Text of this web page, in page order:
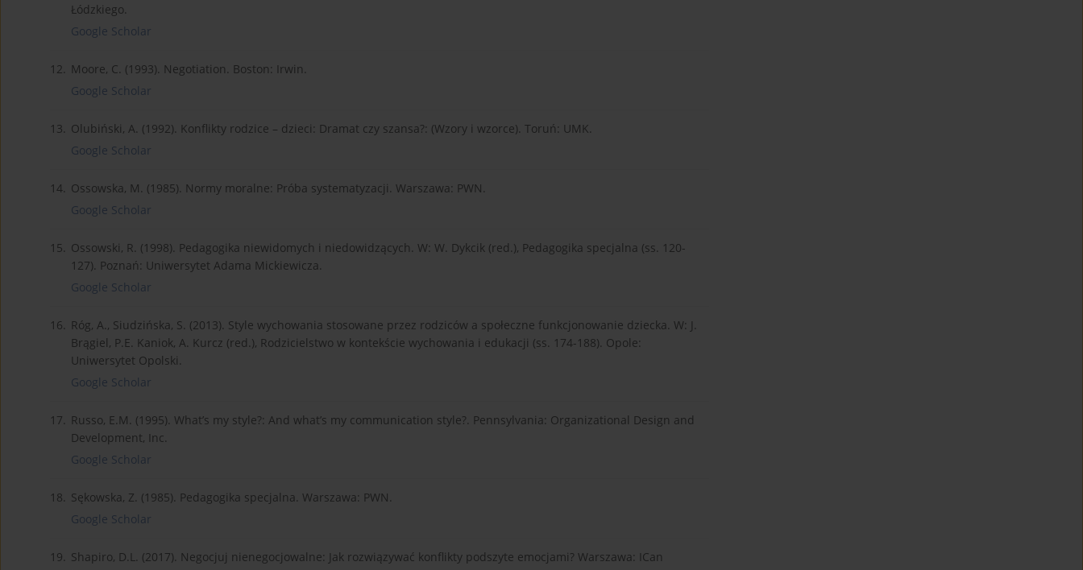
Łódzkiego.
Google Scholar
12. Moore, C. (1993). Negotiation. Boston: Irwin.
Google Scholar
13. Olubiński, A. (1992). Konflikty rodzice – dzieci: Dramat czy szansa?: (Wzory i wzorce). Toruń: UMK.
Google Scholar
14. Ossowska, M. (1985). Normy moralne: Próba systematyzacji. Warszawa: PWN.
Google Scholar
15. Ossowski, R. (1998). Pedagogika niewidomych i niedowidzących. W: W. Dykcik (red.), Pedagogika specjalna (ss. 120-
127). Poznań: Uniwersytet Adama Mickiewicza.
Google Scholar
16. Róg, A., Siudzińska, S. (2013). Style wychowania stosowane przez rodziców a społeczne funkcjonowanie dziecka. W: J.
Brągiel, P.E. Kaniok, A. Kurcz (red.), Rodzicielstwo w kontekście wychowania i edukacji (ss. 174-188). Opole:
Uniwersytet Opolski.
Google Scholar
17. Russo, E.M. (1995). What’s my style?: And what’s my communication style?. Pennsylvania: Organizational Design and
Development, Inc.
Google Scholar
18. Sękowska, Z. (1985). Pedagogika specjalna. Warszawa: PWN.
Google Scholar
19. Shapiro, D.L. (2017). Negocjuj nienegocjowalne: Jak rozwiązywać konflikty podszyte emocjami? Warszawa: ICan